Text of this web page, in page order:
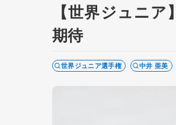
【世界ジュニ
期待
世界ジュニア選手権 中井 亜美